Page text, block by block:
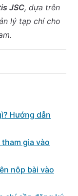
JSC, dựa trên
lý tạp chí cho
Hướng dẫn
gia vào
nộp bài vào